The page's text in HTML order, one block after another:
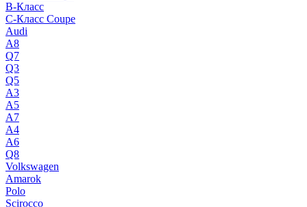
B-Класс
C-Класс Coupe
Audi
A8
Q7
Q3
Q5
A3
A5
A7
A4
A6
Q8
Volkswagen
Amarok
Polo
Scirocco